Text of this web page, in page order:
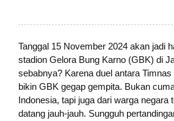
Tanggal 15 November 2024 akan jadi
stadion Gelora Bung Karno (GBK) di
sebabnya? Karena duel antara Timnas
bikin GBK gegap gempita. Bukan
Indonesia, tapi juga dari warga negara
datang jauh-jauh. Sungguh